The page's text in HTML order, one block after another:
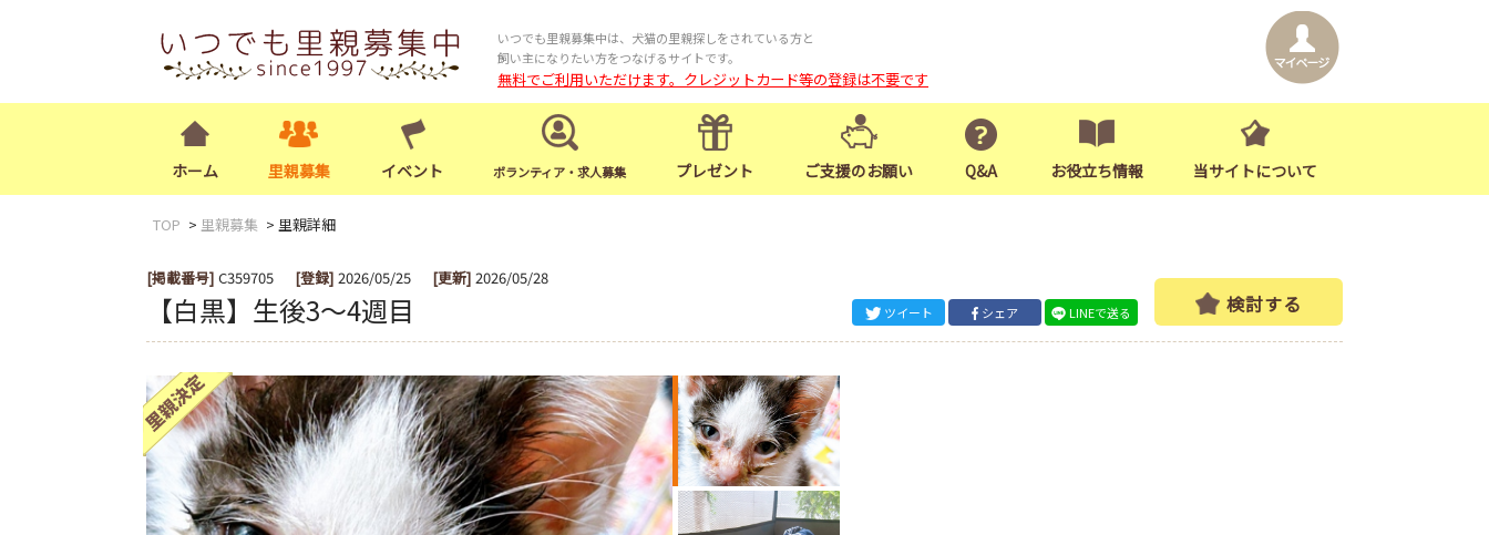
いつでも里親募集中は、犬猫の里親探しをされている方と
飼い主になりたい方をつなげるサイトです。
無料でご利用いただけます。クレジットカード等の登録は不要です
ホーム 里親募集 イベント ボランティア・求人募集 プレゼント ご支援のお願い Q&A お役立ち情報 当サイトについて
TOP 里親募集 里親詳細
[掲載番号] C359705 [登録] 2026/05/25 [更新] 2026/05/28
【白黒】生後3〜4週目 ツイート シェア LINEで送る 検討する